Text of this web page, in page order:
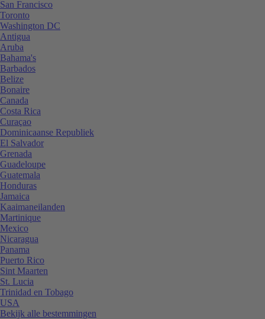
San Francisco
Toronto
Washington DC
Antigua
Aruba
Bahama's
Barbados
Belize
Bonaire
Canada
Costa Rica
Curaçao
Dominicaanse Republiek
El Salvador
Grenada
Guadeloupe
Guatemala
Honduras
Jamaica
Kaaimaneilanden
Martinique
Mexico
Nicaragua
Panama
Puerto Rico
Sint Maarten
St. Lucia
Trinidad en Tobago
USA
Bekijk alle bestemmingen